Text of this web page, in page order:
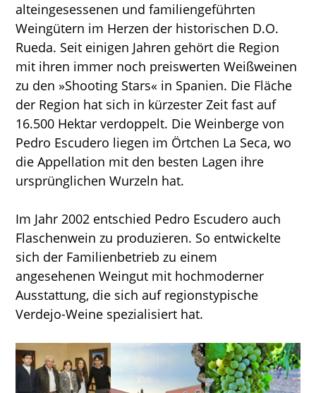
alteingesessenen und familiengeführten
Weingütern im Herzen der historischen D.O.
Rueda. Seit einigen Jahren gehört die Region
mit ihren immer noch preiswerten Weißweinen
zu den »Shooting Stars« in Spanien. Die Fläche
der Region hat sich in kürzester Zeit fast auf
16.500 Hektar verdoppelt. Die Weinberge von
Pedro Escudero liegen im Örtchen La Seca, wo
die Appellation mit den besten Lagen ihre
ursprünglichen Wurzeln hat.
Im Jahr 2002 entschied Pedro Escudero auch
Flaschenwein zu produzieren. So entwickelte
sich der Familienbetrieb zu einem
angesehenen Weingut mit hochmoderner
Ausstattung, die sich auf regionstypische
Verdejo-Weine spezialisiert hat.